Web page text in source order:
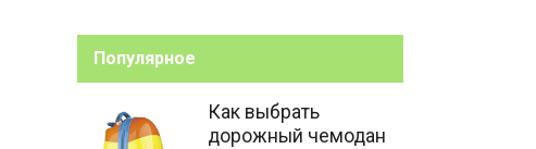
Популярное
Как выбрать
дорожный чемодан